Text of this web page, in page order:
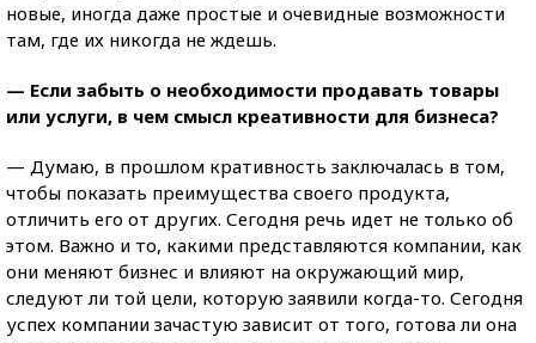
новые, иногда даже простые и очевидные возможности
там, где их никогда не ждешь.
— Если забыть о необходимости продавать товары
или услуги, в чем смысл креативности для бизнеса?
— Думаю, в прошлом кративность заключалась в том,
чтобы показать преимущества своего продукта,
отличить его от других. Сегодня речь идет не только об
этом. Важно и то, какими представляются компании, как
они меняют бизнес и влияют на окружающий мир,
следуют ли той цели, которую заявили когда-то. Сегодня
успех компании зачастую зависит от того, готова ли она